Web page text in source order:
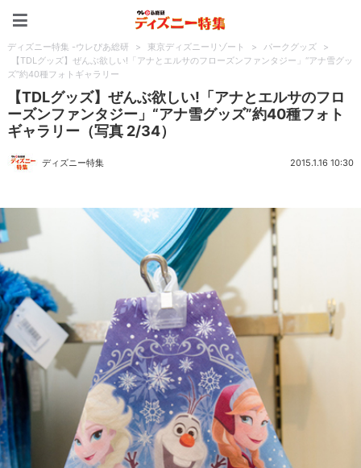
ディズニー特集 -ウレぴあ総研 > 東京ディズニーリゾート > パークグッズ
>
【TDLグッズ】ぜんぶ欲しい!「アナとエルサのフローズンファンタジー」“アナ雪グッ
ズ”約40種フォトギャラリー
【TDLグッズ】ぜんぶ欲しい!「アナとエルサのフロ
ーズンファンタジー」“アナ雪グッズ”約40種フォト
ギャラリー（写真 2/34）
ディズニー特集 2015.1.16 10:30